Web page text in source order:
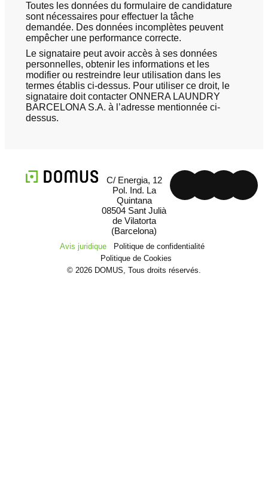
Toutes les données du formulaire de candidature
sont nécessaires pour effectuer la tâche
demandée. Des données incomplètes peuvent
empêcher une performance correcte.
Le signataire peut avoir accès à ses données
personnelles, obtenir les informations et les
modifier ou restreindre leur utilisation dans les
termes établis ci-dessus. Pour utiliser ce droit, le
signataire doit contacter ONNERA LAUNDRY
BARCELONA S.A. à l’adresse mentionnée ci-
dessus.
C/ Energia, 12
Pol. Ind. La
Quintana
08504 Sant Julià
de Vilatorta
(Barcelona)
Avis juridique
Politique de confidentialité
Politique de Cookies
© 2026 DOMUS, Tous droits réservés.